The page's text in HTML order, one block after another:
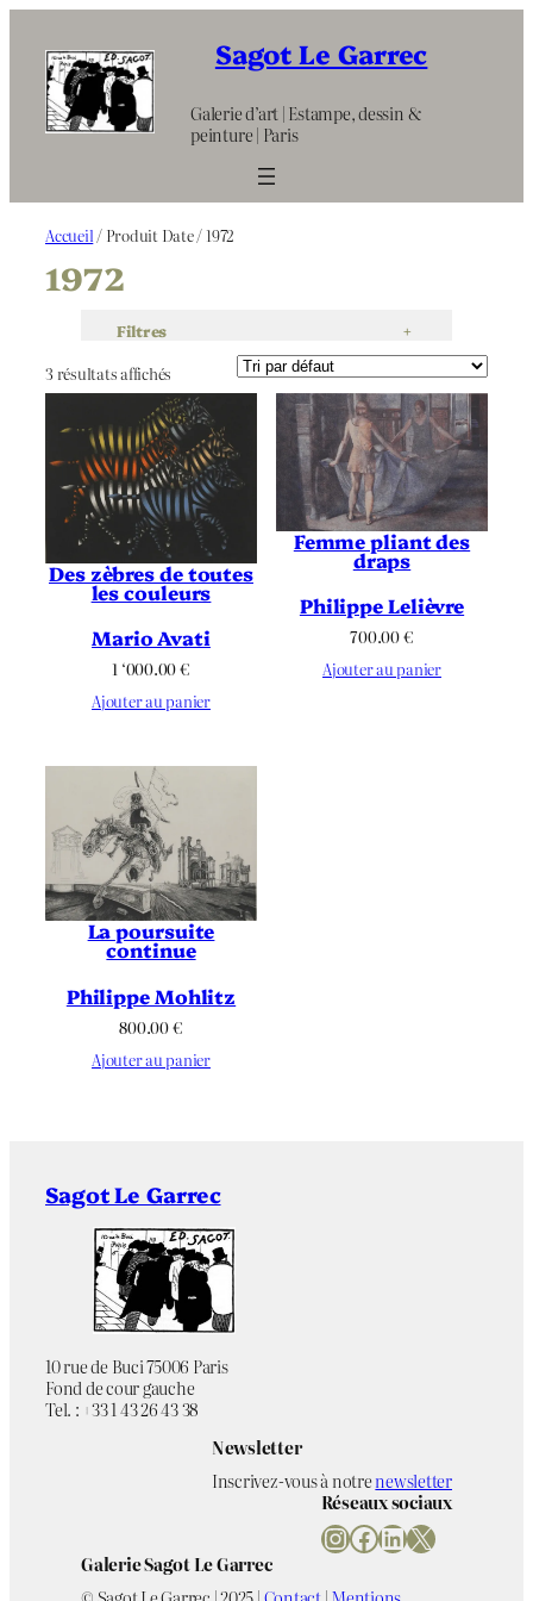
contenu
Sagot Le Garrec
Galerie d’art | Estampe, dessin &
peinture | Paris
Accueil / Produit Date / 1972
1972
Filtres +
3 résultats affichés
Des zèbres de toutes
les couleurs
Mario Avati
1 ‘000.00€
Ajouter au panier
Femme pliant des
draps
Philippe Lelièvre
700.00€
Ajouter au panier
La poursuite
continue
Philippe Mohlitz
800.00€
Ajouter au panier
Sagot Le Garrec
10 rue de Buci 75006 Paris
Fond de cour gauche
Tel. : +33 1 43 26 43 38
Newsletter
Inscrivez-vous à notrenewsletter
Réseaux sociaux
InstagramFacebook LinkedIn X
Galerie Sagot Le Garrec